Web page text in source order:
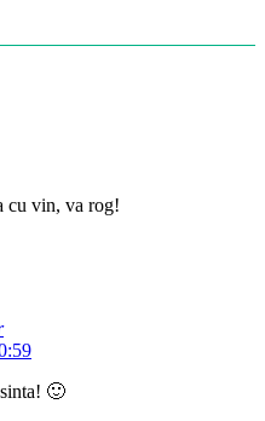
cu vin, va rog!
🙂